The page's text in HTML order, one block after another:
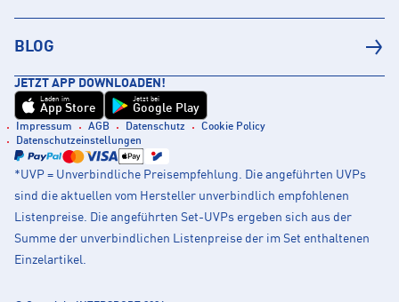
BLOG
JETZT APP DOWNLOADEN!
Laden im
App Store
Jetzt bei
Google Play
Impressum AGB Datenschutz
Cookie Policy
Datenschutzeinstellungen
*UVP = Unverbindliche Preisempfehlung. Die angeführten UVPs
sind die aktuellen vom Hersteller unverbindlich empfohlenen
Listenpreise. Die angeführten Set-UVPs ergeben sich aus der
Summe der unverbindlichen Listenpreise der im Set enthaltenen
Einzelartikel.